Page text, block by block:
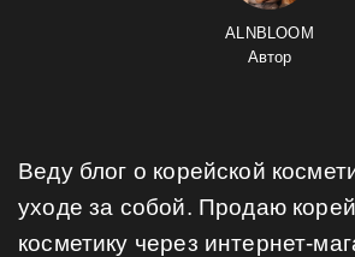
Веду блог о корейской
уходе за собой. Продаю
косметику через интернет-
ALNBLOOM
Автор